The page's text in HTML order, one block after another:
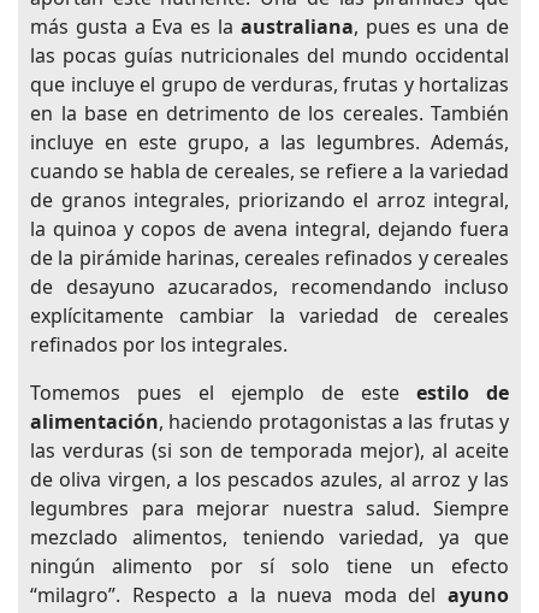
más gusta a Eva es la australiana, pues es una de
las pocas guías nutricionales del mundo occidental
que incluye el grupo de verduras, frutas y hortalizas
en la base en detrimento de los cereales. También
incluye en este grupo, a las legumbres. Además,
cuando se habla de cereales, se refiere a la variedad
de granos integrales, priorizando el arroz integral,
la quinoa y copos de avena integral, dejando fuera
de la pirámide harinas, cereales refinados y cereales
de desayuno azucarados, recomendando incluso
explícitamente cambiar la variedad de cereales
refinados por los integrales.
Tomemos pues el ejemplo de este estilo de
alimentación, haciendo protagonistas a las frutas y
las verduras (si son de temporada mejor), al aceite
de oliva virgen, a los pescados azules, al arroz y las
legumbres para mejorar nuestra salud. Siempre
mezclado alimentos, teniendo variedad, ya que
ningún alimento por sí solo tiene un efecto
“milagro”. Respecto a la nueva moda del ayuno